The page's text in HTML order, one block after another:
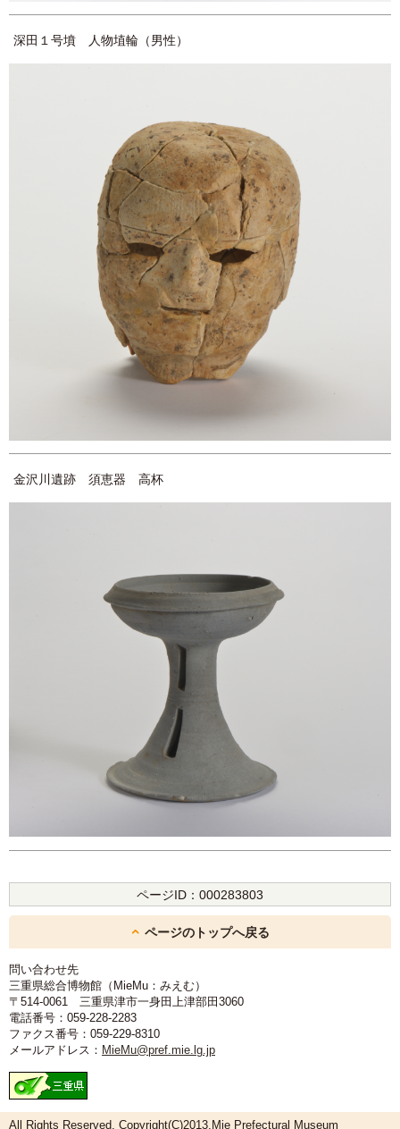
深田１号墳 人物埴輪（男性）
金沢川遺跡 須恵器 高杯
ページID： 000283803
ページのトップへ戻る
問い合わせ先
三重県総合博物館（MieMu：みえむ）
〒514-0061 三重県津市一身田上津部田3060
電話番号：059-228-2283
ファクス番号：059-229-8310
メールアドレス： MieMu@pref.mie.lg.jp
All Rights Reserved, Copyright(C)2013.Mie Prefectural Museum